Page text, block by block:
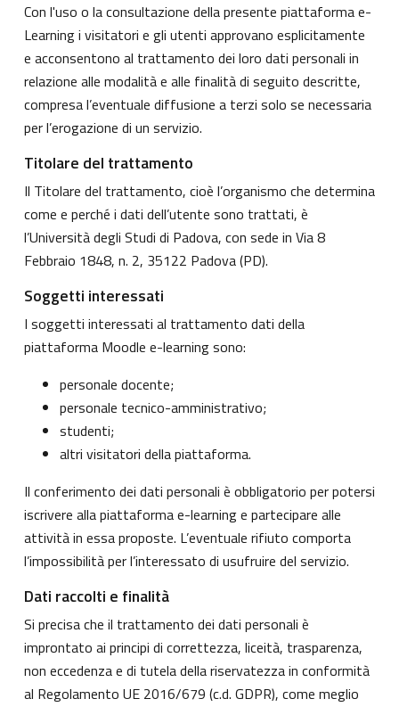
Con l'uso o la consultazione della presente piattaforma e-
Learning i visitatori e gli utenti approvano esplicitamente
e acconsentono al trattamento dei loro dati personali in
relazione alle modalità e alle finalità di seguito descritte,
compresa l’eventuale diffusione a terzi solo se necessaria
per l’erogazione di un servizio.
Titolare del trattamento
Il Titolare del trattamento, cioè l’organismo che determina
come e perché i dati dell’utente sono trattati, è
l’Università degli Studi di Padova, con sede in Via 8
Febbraio 1848, n. 2, 35122 Padova (PD).
Soggetti interessati
I soggetti interessati al trattamento dati della
piattaforma Moodle e-learning sono:
personale docente;
personale tecnico-amministrativo;
studenti;
altri visitatori della piattaforma.
Il conferimento dei dati personali è obbligatorio per potersi
iscrivere alla piattaforma e-learning e partecipare alle
attività in essa proposte. L’eventuale rifiuto comporta
l’impossibilità per l’interessato di usufruire del servizio.
Dati raccolti e finalità
Si precisa che il trattamento dei dati personali è
improntato ai principi di correttezza, liceità, trasparenza,
non eccedenza e di tutela della riservatezza in conformità
al Regolamento UE 2016/679 (c.d. GDPR), come meglio